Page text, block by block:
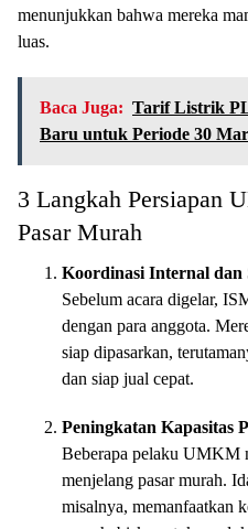
menunjukkan bahwa mereka
luas.
Baca Juga: Tarif Listrik
Baru untuk Periode 30
3 Langkah Persiapan
Pasar Murah
Koordinasi Internal dan
Sebelum acara digelar,
dengan para anggota.
siap dipasarkan,
dan siap jual cepat.
Peningkatan Kapasitas
Beberapa pelaku UMKM
menjelang pasar murah.
misalnya, memanfaatkan